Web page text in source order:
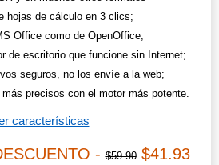
hojas de cálculo en 3 clics;
Office como de OpenOffice;
de escritorio que funcione sin Internet;
seguros, no los envíe a la web;
precisos con el motor más potente.
características
-$59.90$41.93